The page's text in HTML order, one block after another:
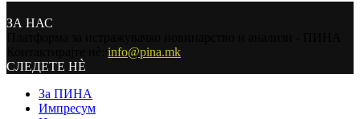
ЗА НАС
info@pina.mk
СЛЕДЕТЕ НЀ
За ПИНА
Импресум